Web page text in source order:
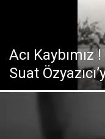
Acı
Suat